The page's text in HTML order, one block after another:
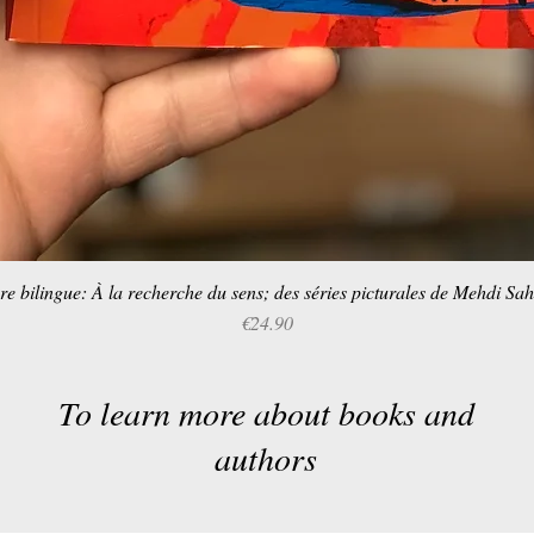
Quick View
bilingue: À la recherche du sens; des séries picturales de Mehdi
Price
€24.90
To learn more about books and
authors